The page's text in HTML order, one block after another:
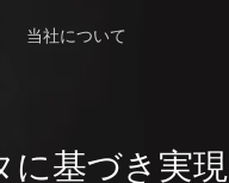
当社について
に基づき実現